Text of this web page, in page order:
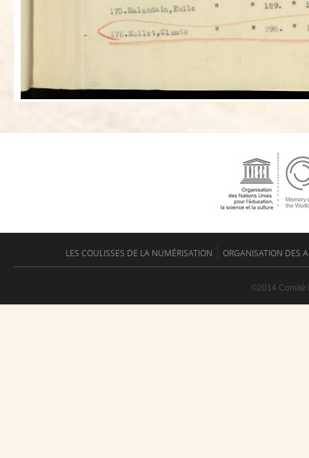
LES COULISSES DE LA NUMÉRISATION ORGANISATION DES
©2014 Comité